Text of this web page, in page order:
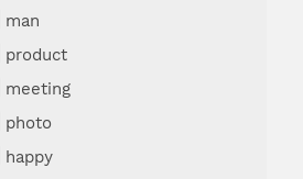
man
product
meeting
photo
happy